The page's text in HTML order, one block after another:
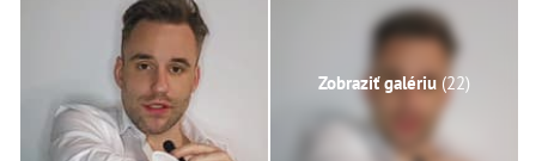
Zobraziť galériu (22)